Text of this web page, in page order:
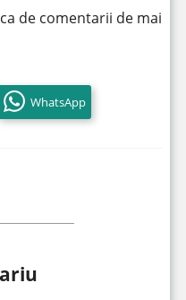
de comentarii de mai
WhatsApp